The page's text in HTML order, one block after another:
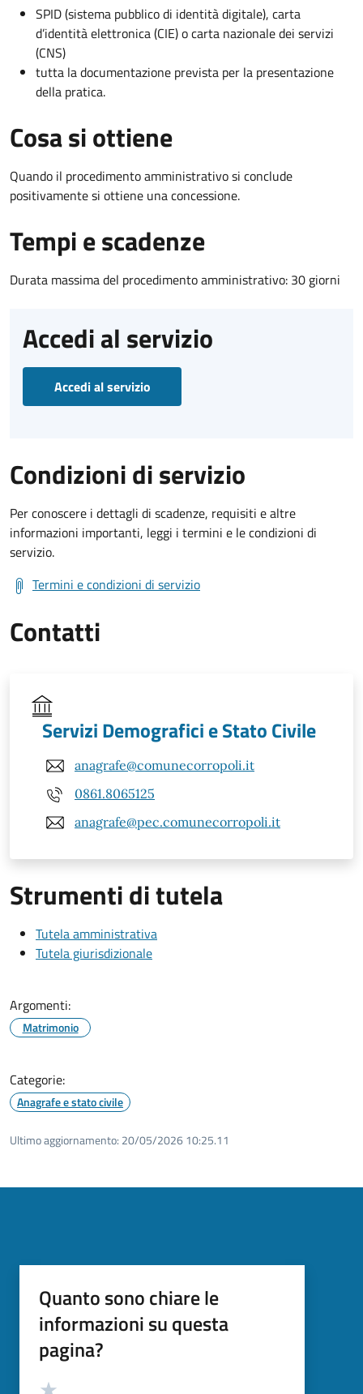
SPID (sistema pubblico di identità digitale), carta
d’identità elettronica (CIE) o carta nazionale dei servizi
(CNS)
tutta la documentazione prevista per la presentazione
della pratica.
Cosa si ottiene
Quando il procedimento amministrativo si conclude
positivamente si ottiene una concessione.
Tempi e scadenze
Durata massima del procedimento amministrativo: 30 giorni
Accedi al servizio
Accedi al servizio
Condizioni di servizio
Per conoscere i dettagli di scadenze, requisiti e altre
informazioni importanti, leggi i termini e le condizioni di
servizio.
Termini e condizioni di servizio
Contatti
Servizi Demografici e Stato Civile
anagrafe@comunecorropoli.it
0861.8065125
anagrafe@pec.comunecorropoli.it
Strumenti di tutela
Tutela amministrativa
Tutela giurisdizionale
Argomenti:
Matrimonio
Categorie:
Anagrafe e stato civile
Ultimo aggiornamento: 20/05/2026 10:25.11
Quanto sono chiare le
informazioni su questa
pagina?
Valutazione